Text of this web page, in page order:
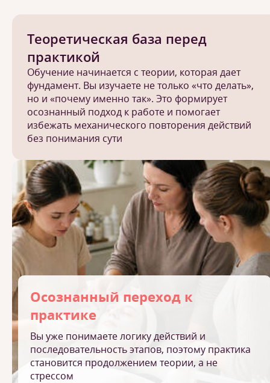
Теоретическая база перед
практикой
Обучение начинается с теории, которая дает
фундамент. Вы изучаете не только «что делать»,
но и «почему именно так». Это формирует
осознанный подход к работе и помогает
избежать механического повторения действий
без понимания сути
Осознанный переход к
практике
Вы уже понимаете логику действий и
последовательность этапов, поэтому практика
становится продолжением теории, а не
стрессом